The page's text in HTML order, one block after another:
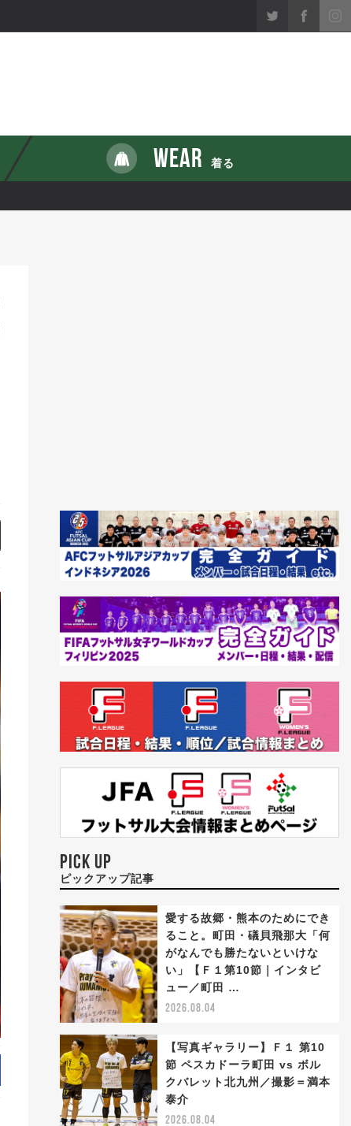
WEAR 着る
PICK UP
ピックアップ記事
愛する故郷・熊本のためにでき
ること。町田・礒貝飛那大「何
がなんでも勝たないといけな
い」【Ｆ１第10節｜インタビ
ュー／町田 …
2026.08.04
【写真ギャラリー】Ｆ１ 第10
節 ペスカドーラ町田 vs ボル
クバレット北九州／撮影＝満本
泰介
2026.08.04